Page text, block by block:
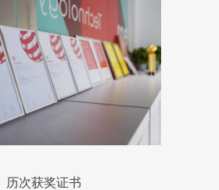
历次获奖证书